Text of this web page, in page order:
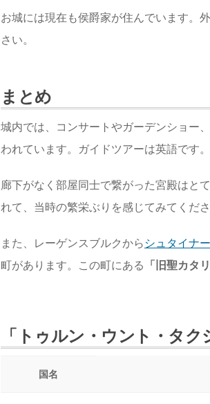
お城には現在も侯爵家が住んでいます。
さい。
まとめ
城内では、コンサートやガーデンショー
われています。ガイドツアーは英語です。
廊下がなく部屋同士で繋がった宮殿はと
れて、当時の繁栄ぶりを感じてみてくださ
また、レーゲンスブルクから シュタイナ
町があります。この町にある
「旧聖カタ
「トゥルン・ウント・タ
国名